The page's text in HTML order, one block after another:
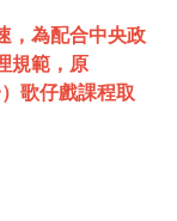
，為配合中央政
規範，原
歌仔戲課程取